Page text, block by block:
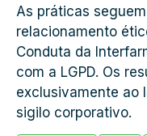
As práticas
relacionamento
Conduta da
com a LGPD. Os
exclusivamente ao
sigilo corporativo.